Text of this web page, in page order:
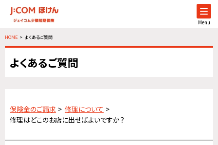
Menu
HOME よくあるご質問
よくあるご質問
保険金のご請求
修理について
修理はどこのお店に出せばよいですか？